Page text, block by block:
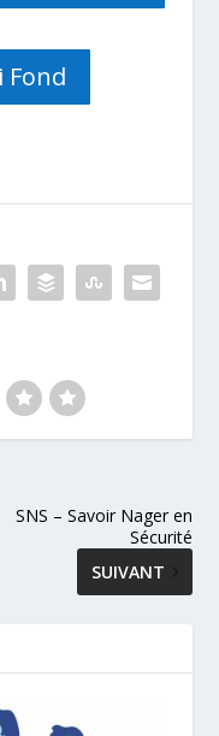
Fond
SNS – Savoir Nager en
Sécurité
SUIVANT